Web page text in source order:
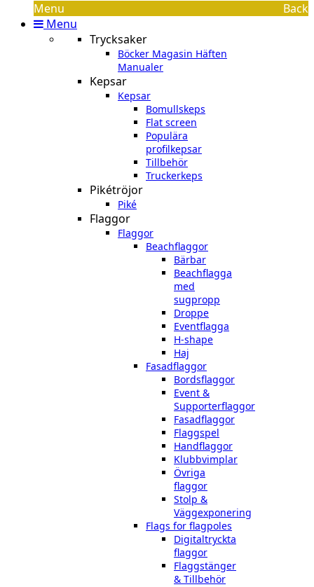
Menu
Back
Menu
Trycksaker
Böcker Magasin Häften
Manualer
Kepsar
Kepsar
Bomullskeps
Flat screen
Populära
profilkepsar
Tillbehör
Truckerkeps
Pikétröjor
Piké
Flaggor
Flaggor
Beachflaggor
Bärbar
Beachflagga
med
sugpropp
Droppe
Eventflagga
H-shape
Haj
Fasadflaggor
Bordsflaggor
Event &
Supporterflaggor
Fasadflaggor
Flaggspel
Handflaggor
Klubbvimplar
Övriga
flaggor
Stolp &
Väggexponering
Flags for flagpoles
Digitaltryckta
flaggor
Flaggstänger
& Tillbehör